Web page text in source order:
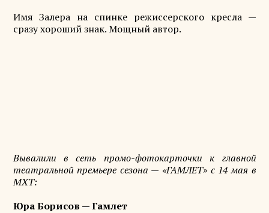
Имя Залера на спинке режиссерского кресла —
сразу хороший знак. Мощный автор.
Вывалили в сеть промо-фотокарточки к главной
театральной премьере сезона — «ГАМЛЕТ» с 14 мая в
МХТ:
Юра Борисов — Гамлет